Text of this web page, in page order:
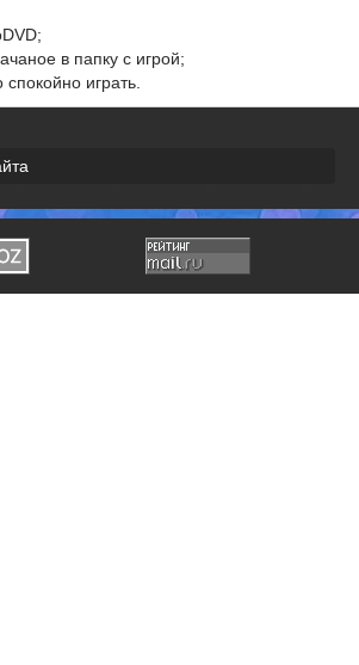
в папку с игрой;
играть.